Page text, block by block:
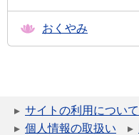
おくやみ
サイトの利用について
個人情報の取扱い